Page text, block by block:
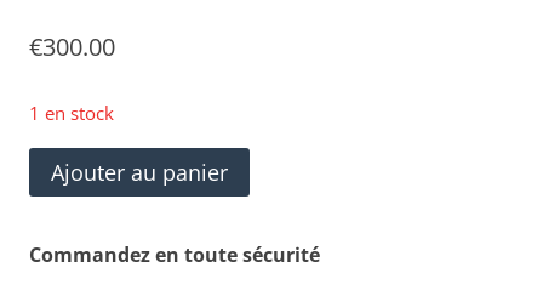
€300.00
1 en stock
quantité
de
Clé
Ajouter au panier
Commandez en toute sécurité